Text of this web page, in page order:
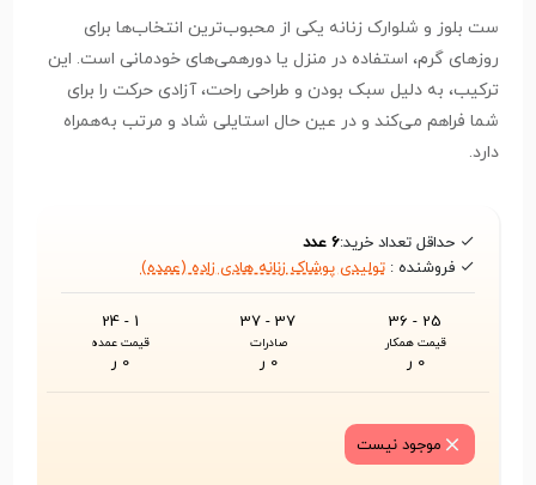
ست بلوز و شلوارک زنانه یکی از محبوب‌ترین انتخاب‌ها برای
روزهای گرم، استفاده در منزل یا دورهمی‌های خودمانی است. این
ترکیب، به دلیل سبک بودن و طراحی راحت، آزادی حرکت را برای
شما فراهم می‌کند و در عین حال استایلی شاد و مرتب به‌همراه
دارد.
حداقل تعداد خرید:6 عدد
فروشنده :تولیدی پوشاک زنانه هادی زاده (عمده)
25 - 36
قیمت همکار
0 ر
37 - 37
صادرات
0 ر
1 - 24
قیمت عمده
0 ر
موجود نیست